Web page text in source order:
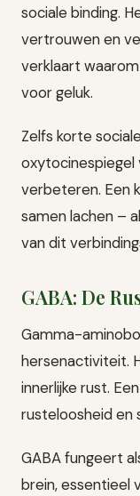
sociale binding.
vertrouwen en
verklaart
voor geluk.
Zelfs korte
oxytocinespiegel
verbeteren. Een
samen lachen –
van dit
GABA: De
Gamma-
hersenactiviteit.
innerlijke rust.
rusteloosheid en
GABA fungeert
brein, essentieel